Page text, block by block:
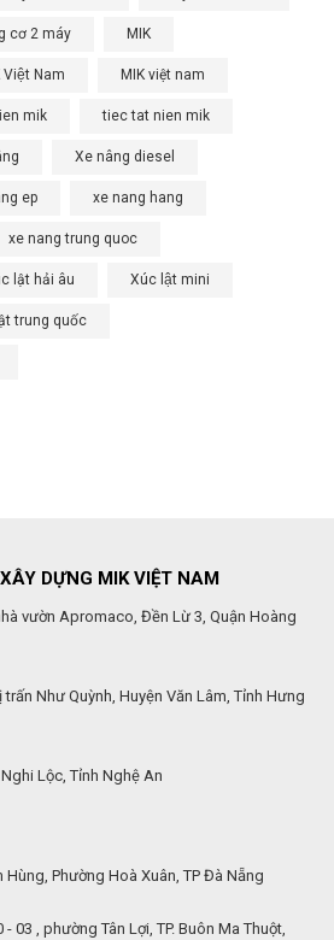
cơ 2 máy MIK
Việt Nam MIK việt nam
mik tiec tat nien mik
Xe nâng diesel
ep xe nang hang
xe nang trung quoc
lật hải âu Xúc lật mini
trung quốc
DỰNG MIK VIỆT NAM
vườn Apromaco, Đền Lừ 3, Quận Hoàng
trấn Như Quỳnh, Huyện Văn Lâm, Tỉnh Hưng
Lộc, Tỉnh Nghệ An
Hùng, Phường Hoà Xuân, TP Đà Nẵng
03 , phường Tân Lợi, TP. Buôn Ma Thuột,